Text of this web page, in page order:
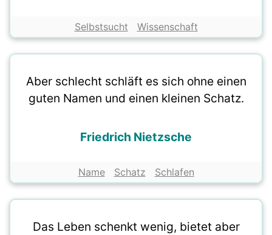
Selbstsucht Wissenschaft
Aber schlecht schläft es sich ohne einen
guten Namen und einen kleinen Schatz.
Friedrich Nietzsche
Name Schatz Schlafen
Das Leben schenkt wenig, bietet aber